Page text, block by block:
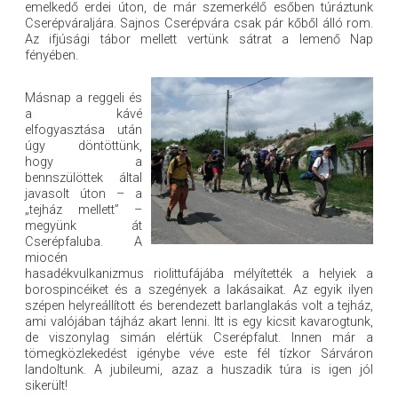
emelkedő erdei úton, de már szemerkélő esőben túráztunk
Cserépváraljára. Sajnos Cserépvára csak pár kőből álló rom.
Az ifjúsági tábor mellett vertünk sátrat a lemenő Nap
fényében.
Másnap a reggeli és
a kávé
elfogyasztása után
úgy döntöttünk,
hogy a
bennszülöttek által
javasolt úton – a
„tejház mellett” –
megyünk át
Cserépfaluba. A
miocén
hasadékvulkanizmus riolittufájába mélyítették a helyiek a
borospincéiket és a szegények a lakásaikat. Az egyik ilyen
szépen helyreállított és berendezett barlanglakás volt a tejház,
ami valójában tájház akart lenni. Itt is egy kicsit kavarogtunk,
de viszonylag simán elértük Cserépfalut. Innen már a
tömegközlekedést igénybe véve este fél tízkor Sárváron
landoltunk. A jubileumi, azaz a huszadik túra is igen jól
sikerült!